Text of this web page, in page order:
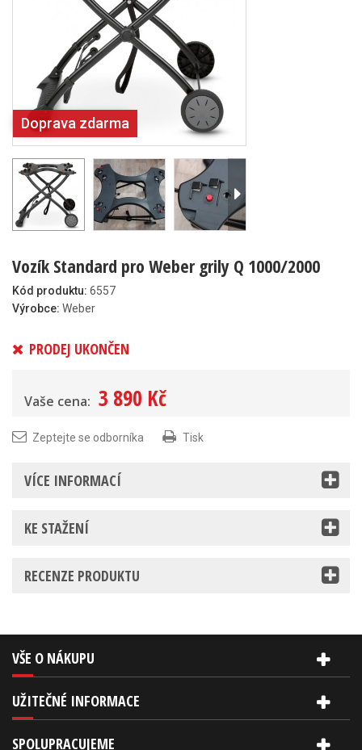
Doprava zdarma
Vozík Standard pro Weber grily Q 1000/2000
Kód produktu: 6557
Výrobce: Weber
PRODEJ UKONČEN
Vaše cena: 3 890 Kč
Zeptejte se odborníka Tisk
VÍCE INFORMACÍ
KE STAŽENÍ
RECENZE PRODUKTU
VŠE O NÁKUPU
UŽITEČNÉ INFORMACE
SPOLUPRACUJEME